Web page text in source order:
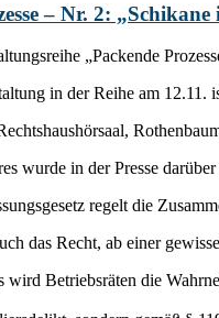
– Nr. 2:
„Packende
in der Reihe am
wurde in der Presse
regelt die
das Recht, ab einer
Betriebsräten die